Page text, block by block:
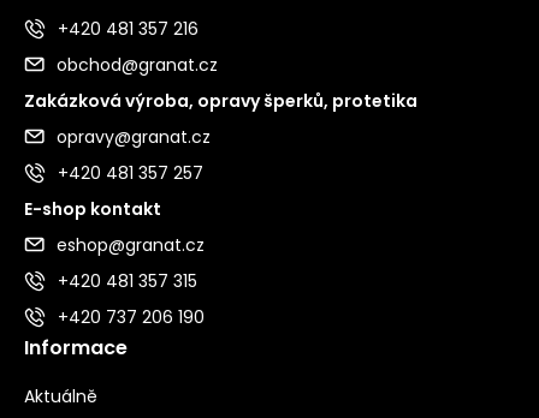
+420 481 357 216
obchod@granat.cz
Zakázková výroba, opravy šperků, protetika
opravy@granat.cz
+420 481 357 257
E-shop kontakt
eshop@granat.cz
+420 481 357 315
+420 737 206 190
Informace
Aktuálně